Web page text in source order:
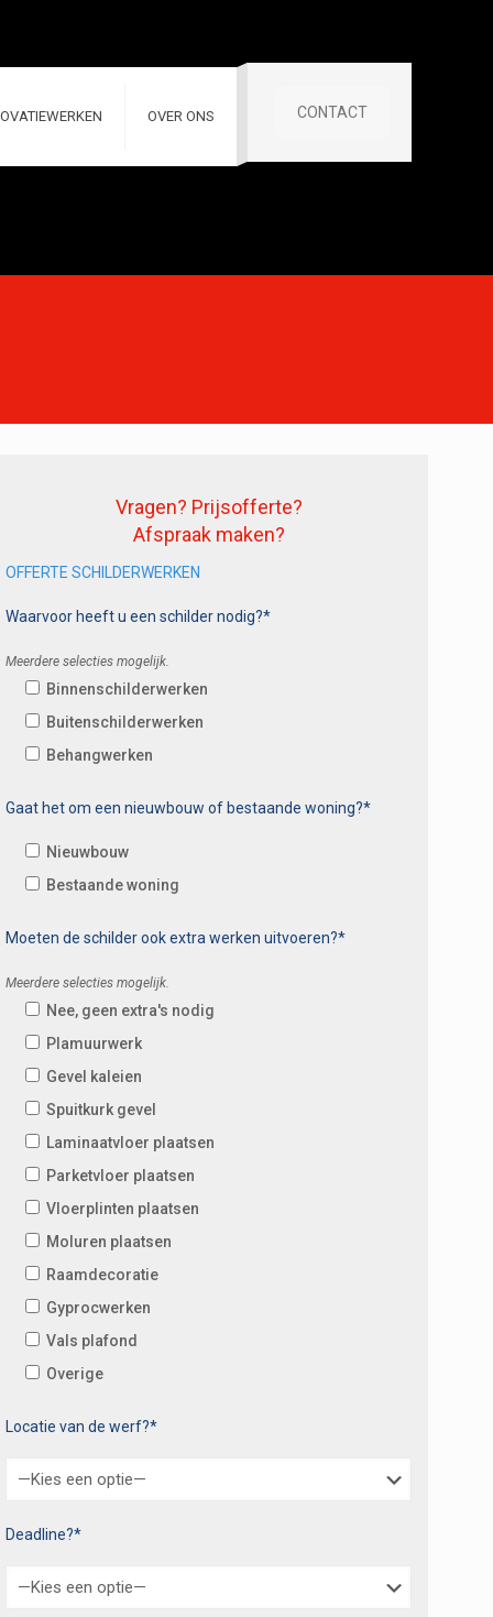
OVER ONS CONTACT
Vragen? Prijsofferte?
Afspraak maken?
OFFERTE SCHILDERWERKEN
Waarvoor heeft u een schilder nodig?*
Meerdere selecties mogelijk.
Binnenschilderwerken
Buitenschilderwerken
Behangwerken
Gaat het om een nieuwbouw of bestaande woning?*
Nieuwbouw
Bestaande woning
Moeten de schilder ook extra werken uitvoeren?*
Meerdere selecties mogelijk.
Nee, geen extra's nodig
Plamuurwerk
Gevel kaleien
Spuitkurk gevel
Laminaatvloer plaatsen
Parketvloer plaatsen
Vloerplinten plaatsen
Moluren plaatsen
Raamdecoratie
Gyprocwerken
Vals plafond
Overige
Locatie van de werf?*
Deadline?*